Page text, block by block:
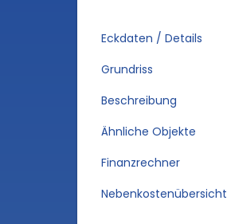
Eckdaten / Details
Grundriss
Beschreibung
Ähnliche Objekte
Finanzrechner
Nebenkostenübersicht